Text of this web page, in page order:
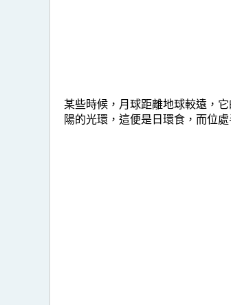
某些時候，月球距離地球較遠，
陽的光環，這便是日環食，而位